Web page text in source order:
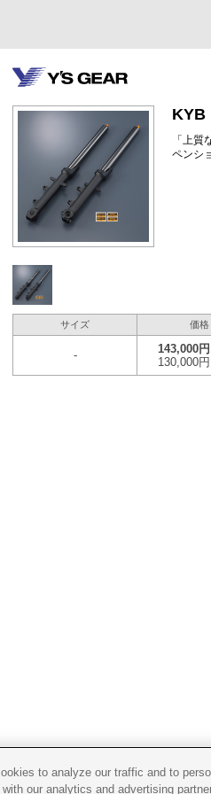
KYB
「上
ペンシ
サイズ 価格
- 143,000円
130,000円
to analyze our traffic and to
our analytics and advertising